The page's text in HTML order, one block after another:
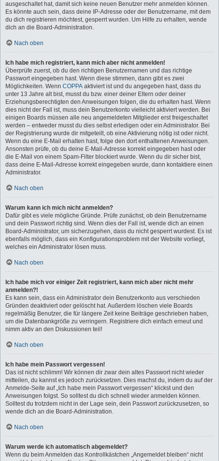
ausgeschaltet hat, damit sich keine neuen Benutzer mehr anmelden können.
Es könnte auch sein, dass deine IP-Adresse oder der Benutzername, mit dem
du dich registrieren möchtest, gesperrt wurden. Um Hilfe zu erhalten, wende
dich an die Board-Administration.
Nach oben
Ich habe mich registriert, kann mich aber nicht anmelden!
Überprüfe zuerst, ob du den richtigen Benutzernamen und das richtige
Passwort eingegeben hast. Wenn diese stimmen, dann gibt es zwei
Möglichkeiten. Wenn COPPA aktiviert ist und du angegeben hast, dass du
unter 13 Jahre alt bist, musst du bzw. einer deiner Eltern oder deiner
Erziehungsberechtigten den Anweisungen folgen, die du erhalten hast. Wenn
dies nicht der Fall ist, muss dein Benutzerkonto vielleicht aktiviert werden. Bei
einigen Boards müssen alle neu angemeldeten Mitglieder erst freigeschaltet
werden – entweder musst du dies selbst erledigen oder ein Administrator. Bei
der Registrierung wurde dir mitgeteilt, ob eine Aktivierung nötig ist oder nicht.
Wenn du eine E-Mail erhalten hast, folge den dort enthaltenen Anweisungen.
Ansonsten prüfe, ob du deine E-Mail-Adresse korrekt eingegeben hast oder
die E-Mail von einem Spam-Filter blockiert wurde. Wenn du dir sicher bist,
dass deine E-Mail-Adresse korrekt eingegeben wurde, dann kontaktiere einen
Administrator.
Nach oben
Warum kann ich mich nicht anmelden?
Dafür gibt es viele mögliche Gründe. Prüfe zunächst, ob dein Benutzername
und dein Passwort richtig sind. Wenn dies der Fall ist, wende dich an einen
Board-Administrator, um sicherzugehen, dass du nicht gesperrt wurdest. Es ist
ebenfalls möglich, dass ein Konfigurationsproblem mit der Website vorliegt,
welches ein Administrator lösen muss.
Nach oben
Ich habe mich vor einiger Zeit registriert, kann mich aber nicht mehr
anmelden?!
Es kann sein, dass ein Administrator dein Benutzerkonto aus verschieden
Gründen deaktiviert oder gelöscht hat. Außerdem löschen viele Boards
regelmäßig Benutzer, die für längere Zeit keine Beiträge geschrieben haben,
um die Datenbankgröße zu verringern. Registriere dich einfach erneut und
nimm aktiv an den Diskussionen teil!
Nach oben
Ich habe mein Passwort vergessen!
Das ist nicht schlimm! Wir können dir zwar dein altes Passwort nicht wieder
mitteilen, du kannst es jedoch zurücksetzen. Dies machst du, indem du auf der
Anmelde-Seite auf „Ich habe mein Passwort vergessen“ klickst und den
Anweisungen folgst. So solltest du dich schnell wieder anmelden können.
Solltest du trotzdem nicht in der Lage sein, dein Passwort zurückzusetzen, so
wende dich an die Board-Administration.
Nach oben
Warum werde ich automatisch abgemeldet?
Wenn du beim Anmelden das Kontrollkästchen „Angemeldet bleiben“ nicht